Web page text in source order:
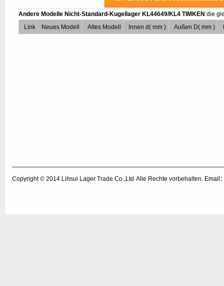
Andere Modelle Nicht-Standard-Kugellager KL44649/KL4 TIMKEN die
Link
Neues Modell Altes Modell Innen d( mm ) Außen D( mm )
Copyright © 2014 Lihsui Lager Trade Co.,Ltd Alle Rechte vorbehalten. Email